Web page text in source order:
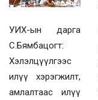
УИХ-ын дарга
С.Бямбацогт:
Хэлэлцүүлгээс
илүү хэрэгжилт,
амлалтаас илүү